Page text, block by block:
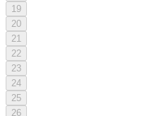
19
20
21
22
23
24
25
26